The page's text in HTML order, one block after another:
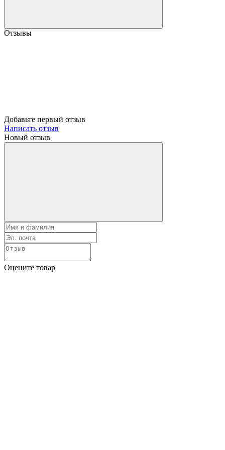
Отзывы
Добавьте первый отзыв
Написать отзыв
Новый отзыв
Оцените товар